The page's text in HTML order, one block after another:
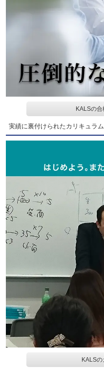
KALSの合
実績に裏付けられたカリキュラム
KALS